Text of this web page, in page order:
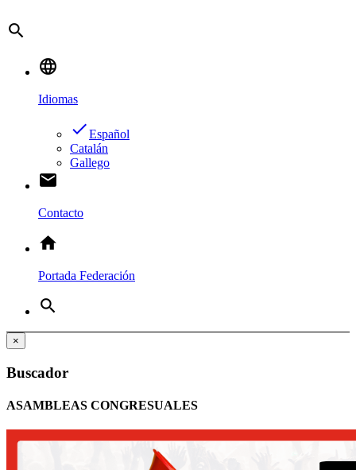
search
language
Idiomas
doneEspañol
Catalán
Gallego
email
Contacto
home
Portada Federación
search
×
Buscador
ASAMBLEAS CONGRESUALES